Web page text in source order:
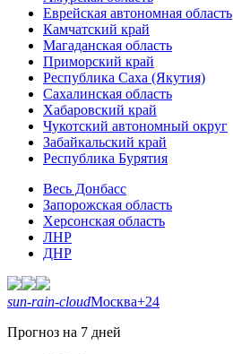
Еврейская автономная область
Камчатский край
Магаданская область
Приморский край
Республика Саха (Якутия)
Сахалинская область
Хабаровский край
Чукотский автономный округ
Забайкальский край
Республика Бурятия
Весь Донбасс
Запорожская область
Херсонская область
ЛНР
ДНР
sun-rain-cloudМосква+24
Прогноз на 7 дней